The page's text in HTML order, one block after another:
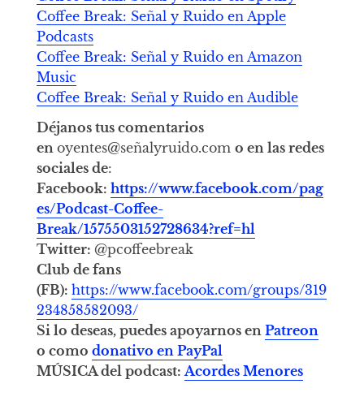
Coffee Break: Señal y Ruido en Apple
Podcasts
Coffee Break: Señal y Ruido en Amazon
Music
Coffee Break: Señal y Ruido en Audible
Déjanos tus comentarios
en oyentes@señalyruido.com o en las redes
sociales de:
Facebook: https://www.facebook.com/pag
es/Podcast-Coffee-
Break/1575503152728634?ref=hl
Twitter: @pcoffeebreak
Club de fans
(FB): https://www.facebook.com/groups/319
234858582093/
Si lo deseas, puedes apoyarnos en Patreon
o como donativo en PayPal
MÚSICA del podcast:Acordes Menores